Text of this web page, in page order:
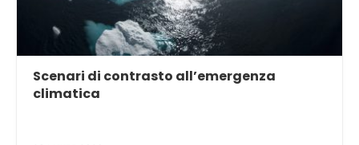
Scenari di contrasto all’emergenza
climatica